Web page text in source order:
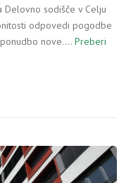
Delovno sodišče v Celju
odpovedi pogodbe
nove.… Preberi